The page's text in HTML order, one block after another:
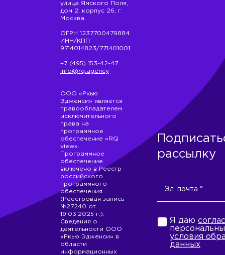
улица Ямского Поля,
дом 2, корпус 26, г.
Москва
ОГРН 1237700479884
ИНН/КПП
9714014823/771401001
+7 (495) 153-42-47
info@rq.agency
ООО «Ркью
Эдженси» является
правообладателем
исключительного
права на
программное
обеспечение «RQ
view».
Программное
обеспечение
включено в Реестр
российского
программного
обеспечения
(Реестровая запись
№27240 от
19.03.2025 г.).
Сведения о
деятельности ООО
«Ркью Эдженси» в
области
информационных
рассылку
Я даю
условия
данных